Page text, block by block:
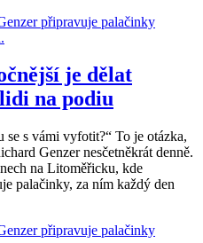
je dělat
na podiu
s vámi vyfotit?“ To je otázka,
Genzer nesčetněkrát denně.
na Litoměřicku, kde
palačinky, za ním každý den